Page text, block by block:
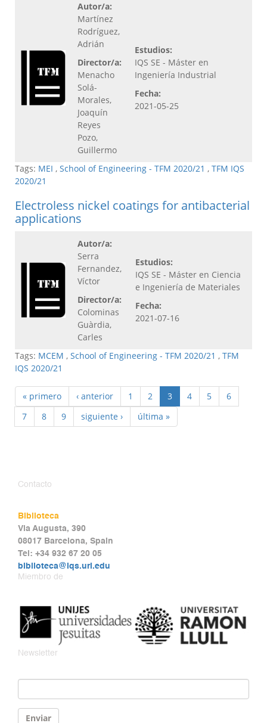
Autor/a:
Martínez
Rodríguez,
Adrián
Director/a:
Menacho
Solá-
Morales,
Joaquín
Reyes
Pozo,
Guillermo
Estudios:
IQS SE - Máster en
Ingeniería Industrial
Fecha:
2021-05-25
Tags: MEI , School of Engineering - TFM 2020/21 , TFM IQS
2020/21
Electroless nickel coatings for antibacterial
applications
Autor/a:
Serra
Fernandez,
Víctor
Director/a:
Colominas
Guàrdia,
Carles
Estudios:
IQS SE - Máster en Ciencia
e Ingeniería de Materiales
Fecha:
2021-07-16
Tags: MCEM , School of Engineering - TFM 2020/21 , TFM
IQS 2020/21
« primero ‹ anterior 1 2 3 4 5
6
7
8 9 siguiente › última »
Contacto
Biblioteca
Via Augusta, 390
08017 Barcelona, Spain
Tel: +34 932 67 20 05
biblioteca@iqs.url.edu
Miembro de
Newsletter
Enviar